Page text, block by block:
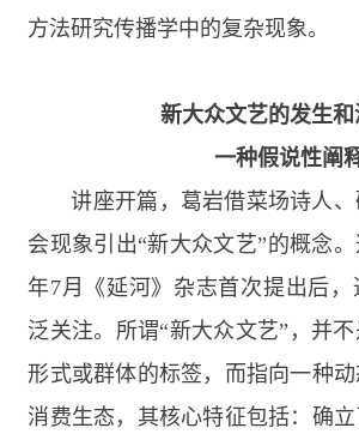
方法研究传播学中的复杂现象。
新大众文艺的发生和
一种假说性阐
讲座开篇，葛岩借菜场诗人
会现象引出“新大众文艺”的概念。
年7月《延河》杂志首次提出后
泛关注。所谓“新大众文艺”，并
形式或群体的标签，而指向一种
消费生态，其核心特征包括：确